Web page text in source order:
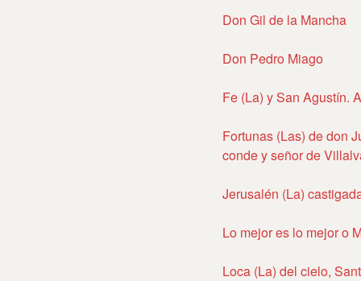
Don Gil de la Mancha
Don Pedro Miago
Fe (La) y San Agustín.
Fortunas (Las) de don
conde y señor de
Jerusalén (La)
Lo mejor es lo mejor o
Loca (La) del cielo,